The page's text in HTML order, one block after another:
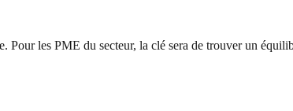
Pour les PME du secteur, la clé sera de trouver un